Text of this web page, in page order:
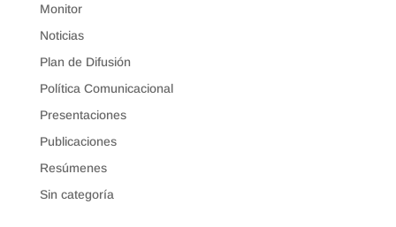
Monitor
Noticias
Plan de Difusión
Política Comunicacional
Presentaciones
Publicaciones
Resúmenes
Sin categoría